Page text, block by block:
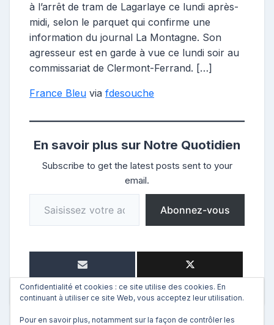
à l’arrêt de tram de Lagarlaye ce lundi après-
midi, selon le parquet qui confirme une
information du journal La Montagne. Son
agresseur est en garde à vue ce lundi soir au
commissariat de Clermont-Ferrand. […]
France Bleu via fdesouche
En savoir plus sur Notre Quotidien
Subscribe to get the latest posts sent to your
email.
Saisissez votre adresse e-mail…
Abonnez-vous
Confidentialité et cookies : ce site utilise des cookies. En
continuant à utiliser ce site Web, vous acceptez leur utilisation.
Pour en savoir plus, notamment sur la façon de contrôler les